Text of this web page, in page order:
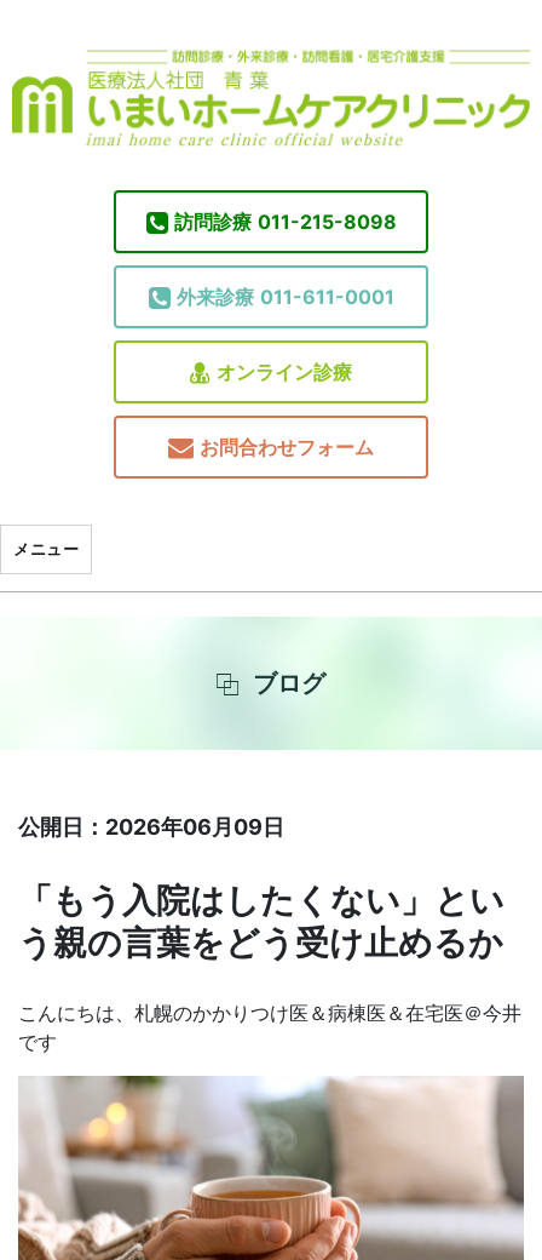
訪問診療 011-215-8098
外来診療 011-611-0001
オンライン診療
お問合わせフォーム
メニュー
ブログ
公開日：2026年06月09日
「もう入院はしたくない」とい
う親の言葉をどう受け止めるか
こんにちは、札幌のかかりつけ医＆病棟医＆在宅医＠今井
です